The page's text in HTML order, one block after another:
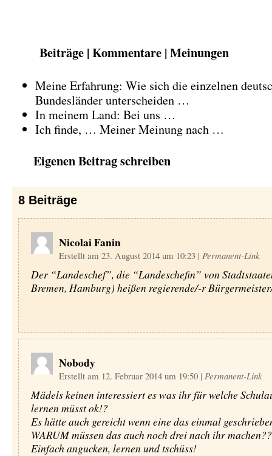
Beiträge | Kommentare | Meinungen
Meine Erfahrung: Wie sich die einzelnen
Bundesländer unterscheiden …
In meinem Land: Bei uns …
Ich finde, … Meiner Meinung nach …
Eigenen Beitrag schreiben
8 Beiträge
Nicolai Fanin
Erstellt am 23. August 2014 um 10:23 | Permanent-Link
Der “Landeschef”, die “Landeschefin” von
Bremen, Hamburg) heißen regierende/-r
Nobody
Erstellt am 12. Februar 2014 um 19:50 | Permanent-Link
Mädels keinen interessiert es was ihr für welche
lernen müsst ok!?
Es hätte auch gereicht wenn eine das einmal
WARUM müssen das auch noch drei nach ihr machen??
Einfach angucken, lernen und tschüss!